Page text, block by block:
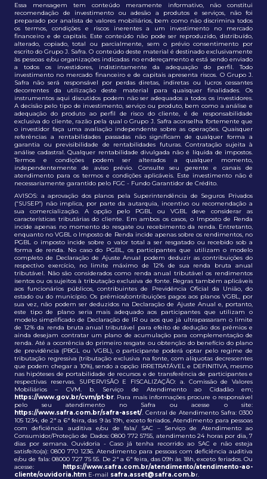
Essa mensagem tem conteúdo meramente informativo, não constitui
recomendação de investimento ou adesão a produtos e serviços, não foi
preparado por analista de valores mobiliários, bem como não discrimina todos
os termos, condições e riscos inerentes a um investimento no mercado
financeiro e de capitais. Este conteúdo não pode ser reproduzido, distribuído,
alterado, copiado, total ou parcialmente, sem o prévio consentimento por
escrito do Grupo J. Safra. O conteúdo deste material é destinado exclusivamente
às pessoas e/ou organizações indicadas no endereçamento e está sendo enviado
a todos os investidores, indistintamente da adequação do perfil. Todo
investimento no mercado financeiro e de capitais apresenta riscos. O Grupo J.
Safra não será responsável por perdas diretas, indiretas ou lucros cessantes
decorrentes da utilização deste material para quaisquer finalidades. Os
instrumentos aqui discutidos podem não ser adequados a todos os investidores.
A decisão pelo tipo de investimento, serviço ou produto, bem como a análise e
adequação do produto ao perfil de risco do cliente, é de responsabilidade
exclusiva do cliente, razão pela qual o Grupo J. Safra aconselha fortemente que
o investidor faça uma avaliação independente sobre as operações. Quaisquer
referências a rentabilidades passadas não significam de qualquer forma a
garantia ou previsibilidade de rentabilidades futuras. Contratação sujeita à
análise cadastral. Qualquer rentabilidade divulgada não é líquida de impostos.
Termos e condições podem ser alterados a qualquer momento,
independentemente de aviso prévio. Consulte seu gerente e canais de
atendimento para os termos e condições aplicáveis. Este investimento não é
necessariamente garantido pelo FGC - Fundo Garantidor de Crédito.
AVISOS: a aprovação dos planos pela Superintendência de Seguros Privados
(“SUSEP”) não implica, por parte da autarquia, incentivo ou recomendação a
sua comercialização. A opção pelo PGBL ou VGBL deve considerar as
características tributárias do cliente. Em ambos os casos, o Imposto de Renda
incide apenas no momento do resgate ou recebimento da renda. Entretanto,
enquanto no VGBL o Imposto de Renda incide apenas sobre os rendimentos, no
PGBL o imposto incide sobre o valor total a ser resgatado ou recebido sob a
forma de renda. No caso do PGBL, os participantes que utilizam o modelo
completo de Declaração de Ajuste Anual podem deduzir as contribuições do
respectivo exercício, no limite máximo de 12% de sua renda bruta anual
tributável. Não são considerados como renda anual tributável os rendimentos
isentos ou os sujeitos à tributação exclusiva de fonte. Regras também aplicáveis
aos funcionários públicos, contribuintes de Previdência Oficial da União, do
estado ou do município. Os prêmios/contribuições pagos aos planos VGBL, por
sua vez, não podem ser deduzidos na Declaração de Ajuste Anual e, portanto,
este tipo de plano seria mais adequado aos participantes que utilizam o
modelo simplificado de Declaração de IR ou aos que já ultrapassaram o limite
de 12% da renda bruta anual tributável para efeito de dedução dos prêmios e
ainda desejam contratar um plano de acumulação para complementação de
renda. Até a ocorrência do primeiro resgate ou obtenção do benefício do plano
de previdência (PBGL ou VGBL), o participante poderá optar pelo regime de
tributação regressiva (tributação exclusiva na fonte, com alíquotas decrescentes
que podem chegar a 10%), sendo a opção IRRETRATÁVEL e DEFINITIVA, mesmo
nas hipóteses de portabilidade de recursos e de transferência de participantes e
respectivas reservas. SUPERVISÃO E FISCALIZAÇÃO: a. Comissão de Valores
Mobiliários – CVM. b. Serviço de Atendimento ao Cidadão em;
https://www.gov.br/cvm/pt-br. Para mais informações procure o responsável
pelo seu atendimento no Safra ou acesse o site:
https://www.safra.com.br/safra-asset/. Central de Atendimento Safra: 0300
105 1234, de 2ª a 6ª feira, das 9 às 19h, exceto feriados. Atendimento para pessoas
com deficiência auditiva e/ou de fala/ SAC – Serviço de Atendimento ao
Consumidor/Proteção de Dados: 0800 772 5755, atendimento 24 horas por dia, 7
dias por semana. Ouvidoria - Caso já tenha recorrido ao SAC e não esteja
satisfeito(a): 0800 770 1236. Atendimento para pessoas com deficiência auditiva
e/ou de fala: 08000 727 75 55. De 2ª a 6ª feira, das 09h às 18h, exceto feriados. Ou
acesse: https://www.safra.com.br/atendimento/atendimento-ao-
cliente/ouvidoria.htm E-mail safra.asset@safra.com.br.